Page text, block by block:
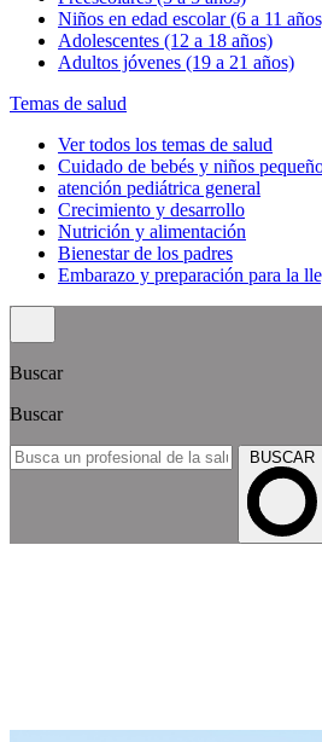
Niños en edad escolar (6 a 11
Adolescentes (12 a 18 años)
Adultos jóvenes (19 a 21 años)
Temas de salud
Ver todos los temas de salud
Cuidado de bebés y niños
atención pediátrica general
Crecimiento y desarrollo
Nutrición y alimentación
Bienestar de los padres
Embarazo y preparación para la
Buscar
Buscar
BUSCAR